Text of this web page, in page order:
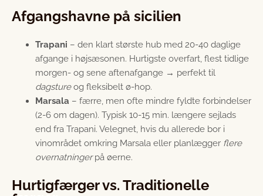
Afgangshavne på sicilien
Trapani – den klart største hub med 20-40 daglige
afgange i højsæsonen. Hurtigste overfart, flest tidlige
morgen- og sene aftenafgange → perfekt til
dagstureog fleksibelt ø-hop.
Marsala – færre, men ofte mindre fyldte forbindelser
(2-6 om dagen). Typisk 10-15 min. længere sejlads
end fra Trapani. Velegnet, hvis du allerede bor i
vinområdet omkring Marsala eller planlægger flere
overnatningerpå øerne.
Hurtigfærger vs. Traditionelle